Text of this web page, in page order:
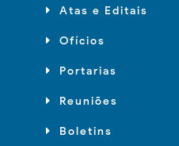
Atas e Editais
Ofícios
Portarias
Reuniões
Boletins